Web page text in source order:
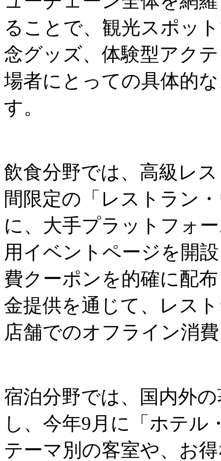
ることで、観光スポッ
念グッズ、体験型アク
場者にとっての具体的
す。
飲食分野では、高級レ
間限定の「レストラン
に、大手プラットフォ
用イベントページを開
費クーポンを的確に配
金提供を通じて、レス
店舗でのオフライン消
宿泊分野では、国内外
し、今年9月に「ホテル
テーマ別の客室や、お